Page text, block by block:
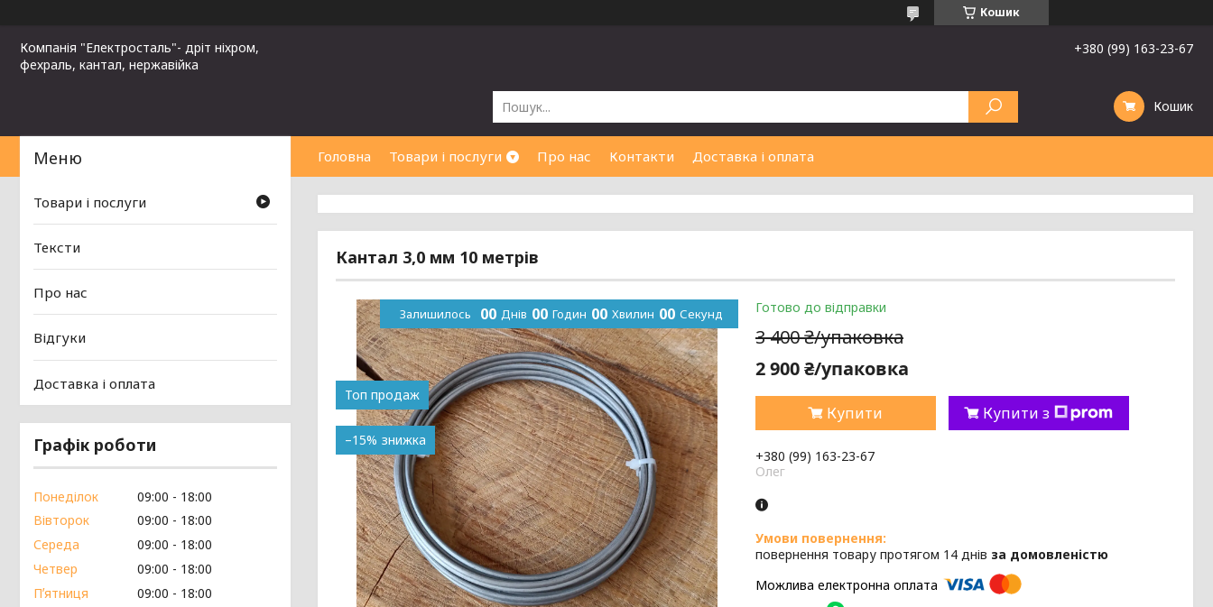
Кошик
Компанія "Електросталь"- дріт ніхром,
фехраль, кантал, нержавійка
+380 (99) 163-23-67
Кошик
Головна Товари і послуги Про нас Контакти Доставка і оплата
Кантал 3,0 мм 10 метрів
Топ продаж
–15%
Залишилось 00 Днів 00 Годин 00 Хвилин 00 Секунд Готово до відправки
3 400 ₴/упаковка
2 900 ₴/упаковка
Купити Купити з
+380 (99) 163-23-67
Олег
повернення товару протягом 14 днів за домовленістю
Товари і послуги
Тексти
Про нас
Відгуки
Доставка і оплата
Графік роботи
Понеділок 09:00
18:00
Вівторок
09:00
18:00
Середа
09:00
18:00
Четвер
09:00
18:00
Пʼятниця
09:00
18:00